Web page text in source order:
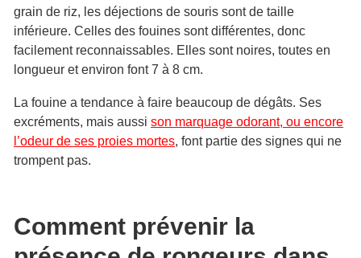
grain de riz, les déjections de souris sont de taille
inférieure. Celles des fouines sont différentes, donc
facilement reconnaissables. Elles sont noires, toutes en
longueur et environ font 7 à 8 cm.
La fouine a tendance à faire beaucoup de dégâts. Ses
excréments, mais aussi son marquage odorant, ou encore
l’odeur de ses proies mortes, font partie des signes qui ne
trompent pas.
Comment prévenir la